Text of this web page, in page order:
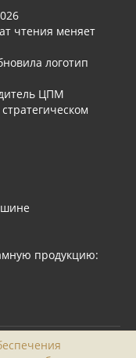
чтения меняет
логотип
ЦПМ
продукцию: